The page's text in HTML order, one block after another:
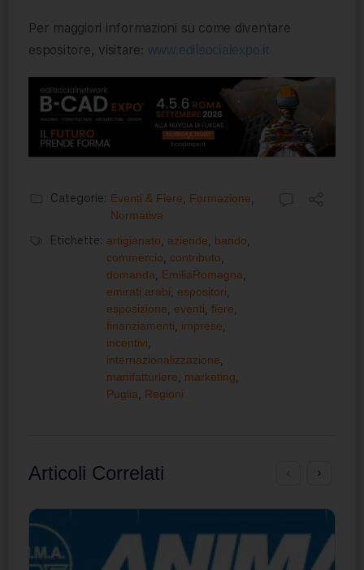
Per maggiori informazioni su come diventare
espositore, visitare: www.edilsocialexpo.it
Categorie: Eventi & Fiere Formazione
Normativa
Etichette: artigianato aziende bando
commercio
contributo
domanda
EmiliaRomagna
emirati arabi
espositori
esposizione
eventi fiere
finanziamenti
imprese
incentivi
internazionalizzazione
manifatturiere
marketing
Puglia
Regioni
Articoli Correlati